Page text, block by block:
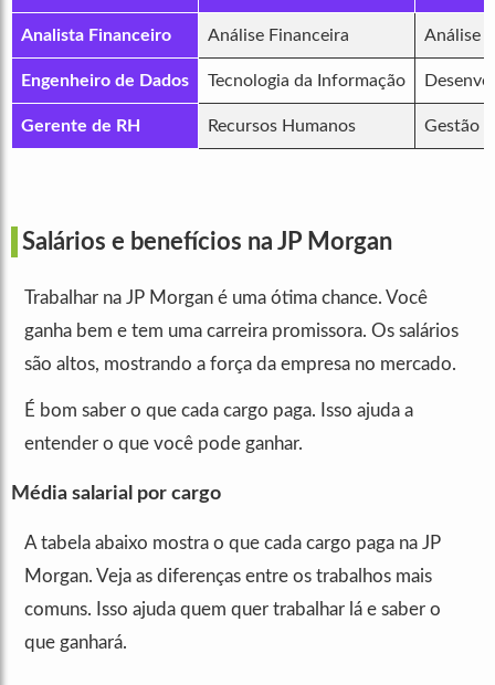
Analista Financeiro Análise Financeira Análise
Engenheiro de Dados Tecnologia da Informação
Gerente de RH Recursos Humanos Gestão
Salários e benefícios na JP Morgan
Trabalhar na JP Morgan é uma ótima chance. Você
ganha bem e tem uma carreira promissora. Os salários
são altos, mostrando a força da empresa no mercado.
É bom saber o que cada cargo paga. Isso ajuda a
entender o que você pode ganhar.
Média salarial por cargo
A tabela abaixo mostra o que cada cargo paga na JP
Morgan. Veja as diferenças entre os trabalhos mais
comuns. Isso ajuda quem quer trabalhar lá e saber o
que ganhará.